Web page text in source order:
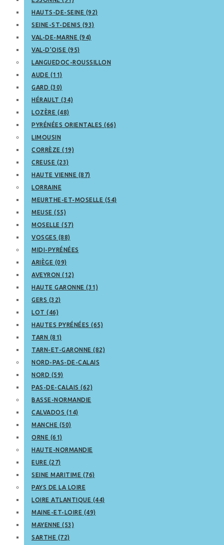
HAUTS-DE-SEINE (92)
SEINE-ST-DENIS (93)
VAL-DE-MARNE (94)
VAL-D’OISE (95)
LANGUEDOC-ROUSSILLON
AUDE (11)
GARD (30)
HÉRAULT (34)
LOZÈRE (48)
PYRÉNÉES ORIENTALES (66)
LIMOUSIN
CORRÈZE (19)
CREUSE (23)
HAUTE VIENNE (87)
LORRAINE
MEURTHE-ET-MOSELLE (54)
MEUSE (55)
MOSELLE (57)
VOSGES (88)
MIDI-PYRÉNÉES
ARIÈGE (09)
AVEYRON (12)
HAUTE GARONNE (31)
GERS (32)
LOT (46)
HAUTES PYRÉNÉES (65)
TARN (81)
TARN-ET-GARONNE (82)
NORD-PAS-DE-CALAIS
NORD (59)
PAS-DE-CALAIS (62)
BASSE-NORMANDIE
CALVADOS (14)
MANCHE (50)
ORNE (61)
HAUTE-NORMANDIE
EURE (27)
SEINE MARITIME (76)
PAYS DE LA LOIRE
LOIRE ATLANTIQUE (44)
MAINE-ET-LOIRE (49)
MAYENNE (53)
SARTHE (72)